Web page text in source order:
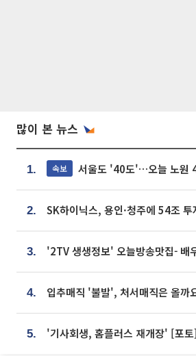
많이 본 뉴스
1. 속보 서울도 '40도'…오늘 노원
2.
3.
4. 입추매직 '불발', 처서매직은 올까
5. '기사회생, 홈플러스 재개장' [포토]